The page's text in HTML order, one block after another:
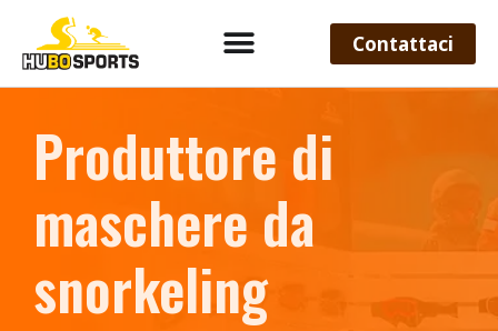
Contattaci
Produttore di
maschere da
snorkeling